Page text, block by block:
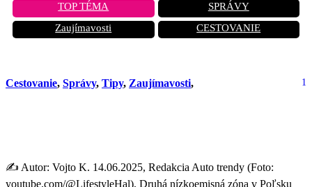
TOP TÉMA
SPRÁVY
Zaujímavosti
CESTOVANIE
Cestovanie, Správy, Tipy, Zaujímavosti, 1
✍️ Autor: Vojto K. 14.06.2025, Redakcia Auto trendy (Foto:
youtube.com/@LifestyleHal). Druhá nízkoemisná zóna v Poľsku